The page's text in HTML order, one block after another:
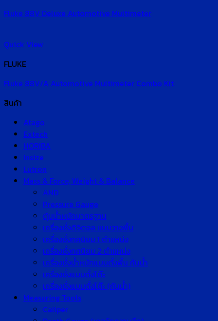
Fluke 88V Deluxe Automotive Multimeter
Quick View
FLUKE
Fluke 88V/A Automotive Multimeter Combo Kit
สินค้า
Atago
Extech
HORIBA
Insize
Lutron
Mass & Force, Weight & Balance
AND
Pressure Gauge
ตุ้มน้ำหนักมาตรฐาน
เครื่องชั่งดิจิตอล แบบวางพื้น
เครื่องชั่งทศนิยม 1 ตำแหน่ง
เครื่องชั่งทศนิยม 2 ตำแหน่ง
เครื่องชั่งน้ำหนักแบบตั้งพื้น กันน้ำ
เครื่องชั่งแบบตั้งโต๊ะ
เครื่องชั่งแบบตั้งโต๊ะ (กันน้ำ)
Measuring Tools
Caliper